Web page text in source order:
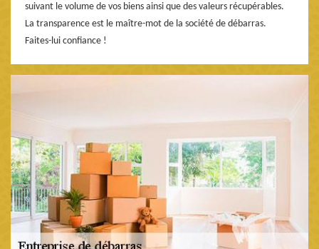
suivant le volume de vos biens ainsi que des valeurs récupérables.
La transparence est le maître-mot de la société de débarras.
Faites-lui confiance !